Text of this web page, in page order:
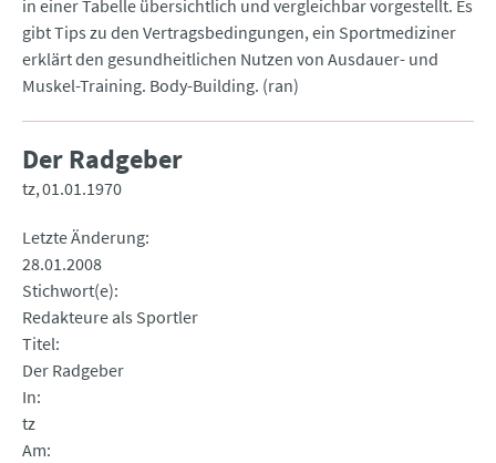
in einer Tabelle übersichtlich und vergleichbar vorgestellt. Es
gibt Tips zu den Vertragsbedingungen, ein Sportmediziner
erklärt den gesundheitlichen Nutzen von Ausdauer- und
Muskel-Training. Body-Building. (ran)
Der Radgeber
tz 01.01.1970
Letzte Änderung
28.01.2008
Stichwort(e)
Redakteure als Sportler
Titel
Der Radgeber
In
tz
Am